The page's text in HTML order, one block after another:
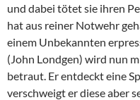
und dabei tötet sie ihren
hat aus reiner Notwehr
einem Unbekannten
(John Londgen) wird nun
betraut. Er entdeckt eine
verschweigt er diese aber